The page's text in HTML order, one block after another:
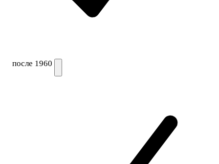
после 1960